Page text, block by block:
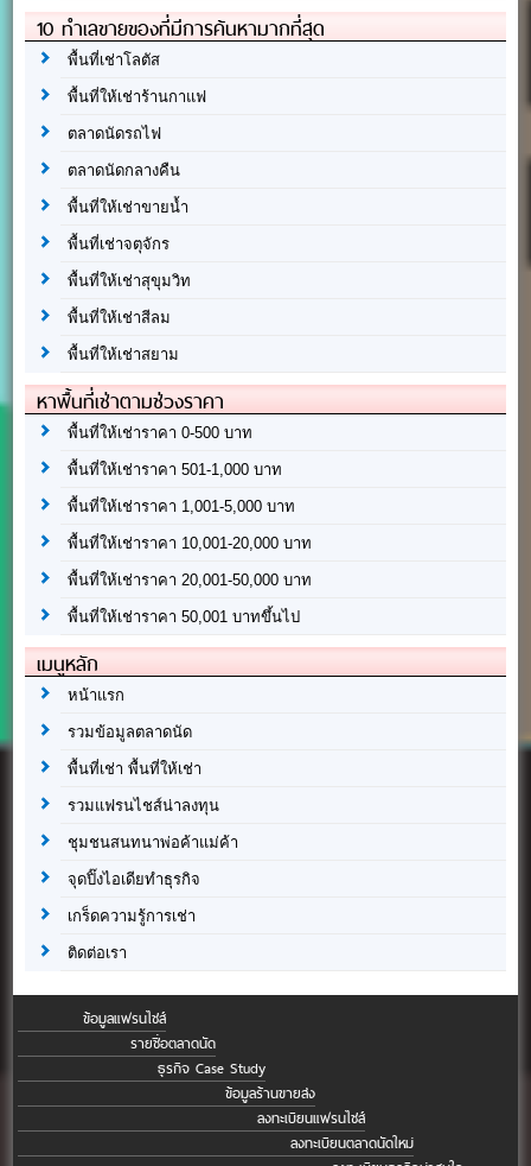
10 ทำเลขายของที่มีการค้นหามากที่สุด
พื้นที่เช่าโลตัส
พื้นที่ให้เช่าร้านกาแฟ
ตลาดนัดรถไฟ
ตลาดนัดกลางคืน
พื้นที่ให้เช่าขายน้ำ
พื้นที่เช่าจตุจักร
พื้นที่ให้เช่าสุขุมวิท
พื้นที่ให้เช่าสีลม
พื้นที่ให้เช่าสยาม
หาพื้นที่เช่าตามช่วงราคา
พื้นที่ให้เช่าราคา 0-500 บาท
พื้นที่ให้เช่าราคา 501-1,000 บาท
พื้นที่ให้เช่าราคา 1,001-5,000 บาท
พื้นที่ให้เช่าราคา 10,001-20,000 บาท
พื้นที่ให้เช่าราคา 20,001-50,000 บาท
พื้นที่ให้เช่าราคา 50,001 บาทขึ้นไป
เมนูหลัก
หน้าแรก
รวมข้อมูลตลาดนัด
พื้นที่เช่า พื้นที่ให้เช่า
รวมแฟรนไชส์น่าลงทุน
ชุมชนสนทนาพ่อค้าแม่ค้า
จุดปิ๊งไอเดียทำธุรกิจ
เกร็ดความรู้การเช่า
ติดต่อเรา
ข้อมูลแฟรนไชส์
รายชื่อตลาดนัด
ธุรกิจ Case Study
ข้อมูลร้านขายส่ง
ลงทะเบียนแฟรนไชส์
ลงทะเบียนตลาดนัดใหม่